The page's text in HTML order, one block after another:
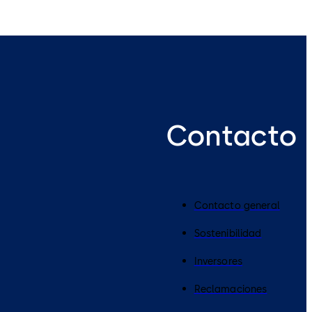
Contacto
Contacto general
Sostenibilidad
Inversores
Reclamaciones